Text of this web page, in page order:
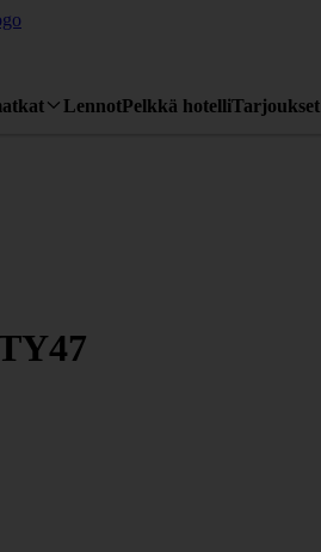
LennotPelkkä hotelliTarjoukset